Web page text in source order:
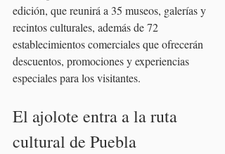
edición, que reunirá a 35 museos, galerías y
recintos culturales, además de 72
establecimientos comerciales que ofrecerán
descuentos, promociones y experiencias
especiales para los visitantes.
El ajolote entra a la ruta
cultural de Puebla